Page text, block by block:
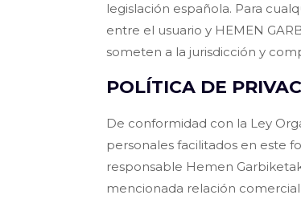
legislación española. Para
entre el usuario y HEMEN
someten a la jurisdicción y
POLÍTICA DE
De conformidad con la Ley
personales facilitados en este
responsable Hemen
mencionada relación comercial.